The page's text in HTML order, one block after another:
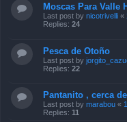
Moscas Para Valle
Last post by nicotrivelli «
Replies: 24
Pesca de Otoño
Last post by
Replies: 22
Pantanito , cerca
Last post by marabou «
Replies: 11